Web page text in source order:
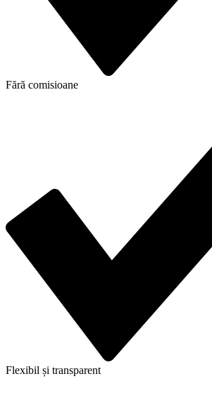
Fără comisioane
Flexibil și transparent